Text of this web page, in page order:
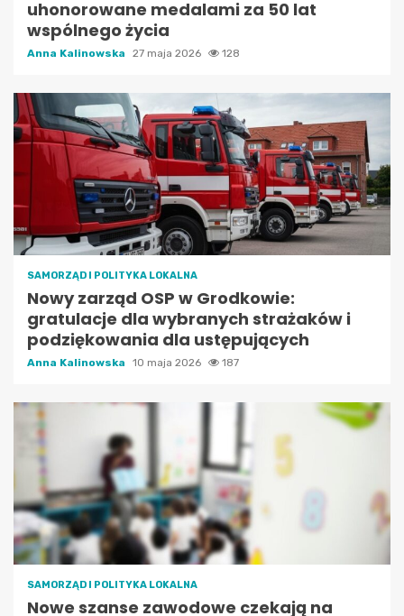
uhonorowane medalami za 50 lat
wspólnego życia
Anna Kalinowska 27 maja 2026 128
SAMORZĄD I POLITYKA LOKALNA
Nowy zarząd OSP w Grodkowie:
gratulacje dla wybranych strażaków i
podziękowania dla ustępujących
Anna Kalinowska 10 maja 2026 187
SAMORZĄD I POLITYKA LOKALNA
Nowe szanse zawodowe czekają na